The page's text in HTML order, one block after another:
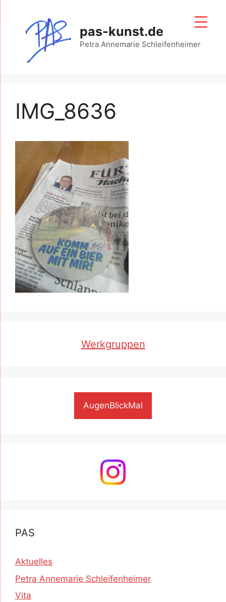
springen
pas-kunst.de
Petra Annemarie Schleifenheimer
IMG_8636
Werkgruppen
AugenBlickMal
PAS
Aktuelles
Petra Annemarie Schleifenheimer
Vita